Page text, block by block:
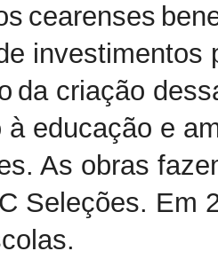
cearenses
investimentos
da criação
à educação e
As obras
Seleções. Em